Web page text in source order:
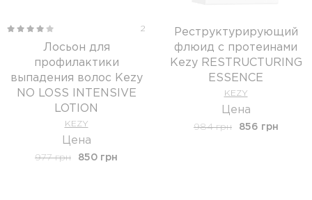
2
Лосьон для
профилактики
выпадения волос Kezy
NO LOSS INTENSIVE
LOTION
KEZY
Цена
977 грн 850 грн
Реструктурирующий
флюид с протеинами
Kezy RESTRUCTURING
ESSENCE
KEZY
Цена
984 грн 856 грн